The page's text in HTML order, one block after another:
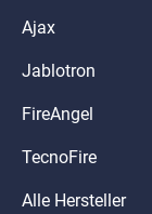
Ajax
Jablotron
FireAngel
TecnoFire
Alle Hersteller